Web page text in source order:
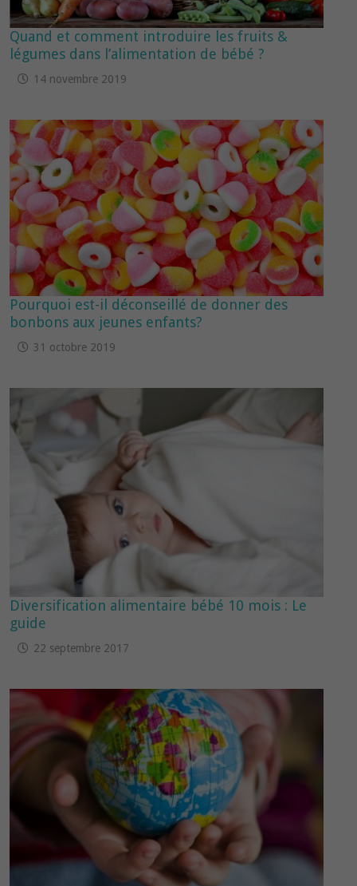
Quand et comment introduire les fruits &
légumes dans l’alimentation de bébé ?
14 novembre 2019
Pourquoi est-il déconseillé de donner des
bonbons aux jeunes enfants?
31 octobre 2019
Diversification alimentaire bébé 10 mois : Le
guide
22 septembre 2017